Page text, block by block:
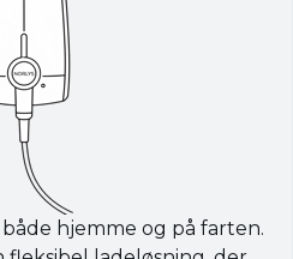
hjemme og på farten.